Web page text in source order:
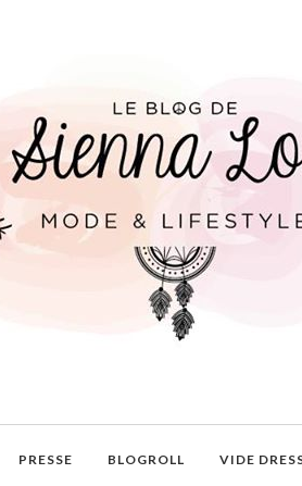
PRESSE BLOGROLL VIDE